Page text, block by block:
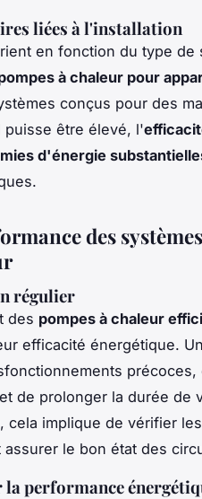
liées à l'installation
en fonction du type de
à chaleur pour
conçus pour des
être élevé, l'
d'énergie
des
régulier
des pompes à chaleur
efficacité énergétique.
précoces,
de prolonger la durée de
, cela implique de vérifier
le bon état des
performance